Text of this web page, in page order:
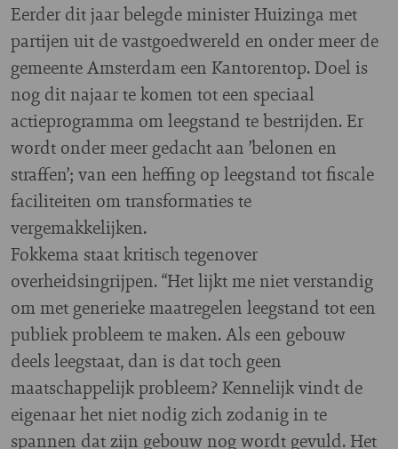
Eerder dit jaar belegde minister Huizinga met
partijen uit de vastgoedwereld en onder meer de
gemeente Amsterdam een Kantorentop. Doel is
nog dit najaar te komen tot een speciaal
actieprogramma om leegstand te bestrijden. Er
wordt onder meer gedacht aan ’belonen en
straffen’; van een heffing op leegstand tot fiscale
faciliteiten om transformaties te
vergemakkelijken.
Fokkema staat kritisch tegenover
overheidsingrijpen. “Het lijkt me niet verstandig
om met generieke maatregelen leegstand tot een
publiek probleem te maken. Als een gebouw
deels leegstaat, dan is dat toch geen
maatschappelijk probleem? Kennelijk vindt de
eigenaar het niet nodig zich zodanig in te
spannen dat zijn gebouw nog wordt gevuld. Het